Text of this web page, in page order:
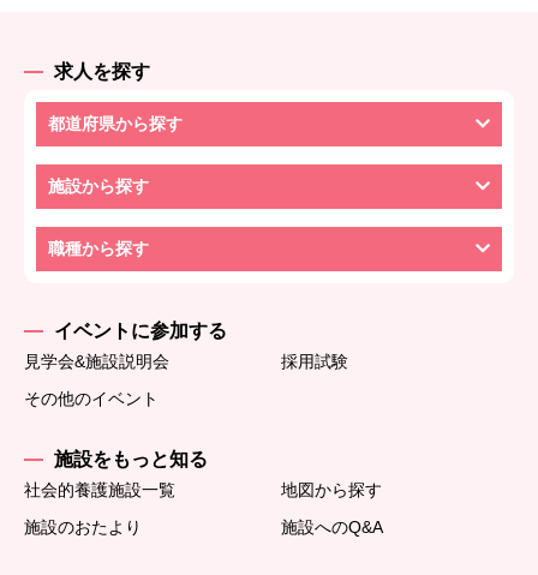
求人を探す
都道府県から探す
施設から探す
職種から探す
イベントに参加する
見学会&施設説明会
採用試験
その他のイベント
施設をもっと知る
社会的養護施設一覧
地図から探す
施設のおたより
施設へのQ&A